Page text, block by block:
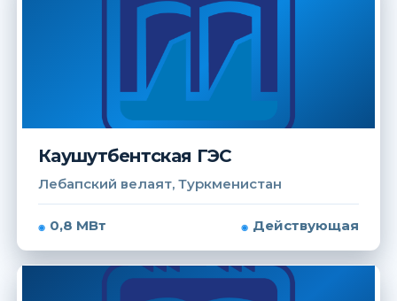
Каушутбентская ГЭС
Лебапский велаят, Туркменистан
0,8 МВт Действующая